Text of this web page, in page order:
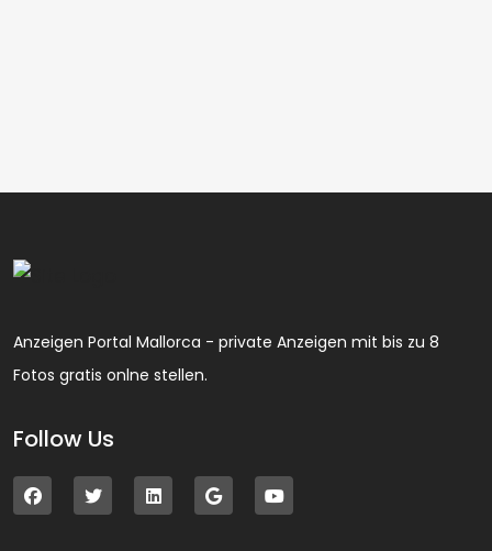
Anzeigen Portal Mallorca - private Anzeigen mit bis zu 8
Fotos gratis onlne stellen.
Follow Us